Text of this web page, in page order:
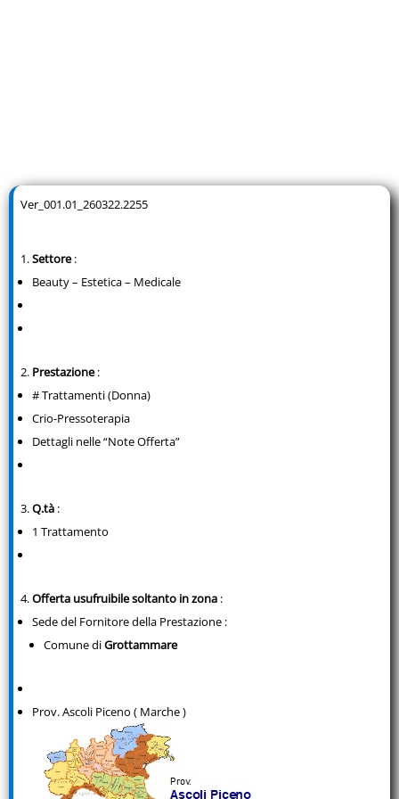
Ver_001.01_260322.2255
Settore:
Beauty – Estetica – Medicale
Prestazione:
# Trattamenti (Donna)
Crio-Pressoterapia
Dettagli nelle “Note Offerta”
Q.tà :
1 Trattamento
Offerta usufruibile soltanto in zona :
Sede del Fornitore della Prestazione :
Comune diGrottammare
Prov. Ascoli Piceno ( Marche )